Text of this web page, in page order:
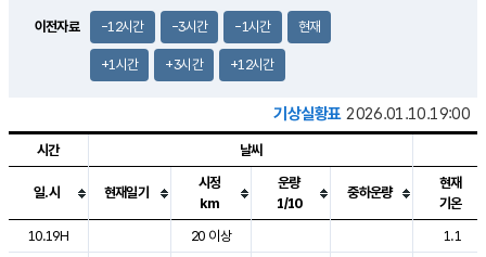
이전자료 -12시간 -3시간 -1시간 현재
+1시간 +3시간 +12시간
기상실황표 2026.01.10.19:00
도시별 기상실황표로 지점, 날씨, 기온, 강수, 바람, 기압등을 안내한 표입
시간 날씨
일.시 현재일기
시정
km
운량
1/10
중하운량
현재
기온
10.19H
20 이상
1.1